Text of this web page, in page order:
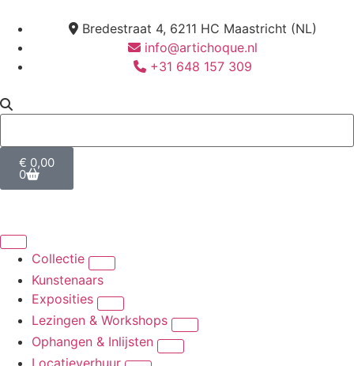
Bredestraat 4, 6211 HC Maastricht (NL)
info@artichoque.nl
+31 648 157 309
€ 0,00
0
Collectie
Kunstenaars
Exposities
Lezingen & Workshops
Ophangen & Inlijsten
Locatieverhuur